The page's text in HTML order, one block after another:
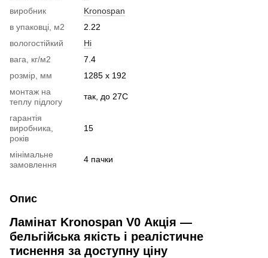
виробник
Kronospan
в упаковці, м2
2.22
вологостійкий
Ні
вага, кг/м2
7.4
розмір, мм
1285 x 192
монтаж на
теплу підлогу
так, до 27С
гарантія
виробника,
років
15
мінімальне
замовлення
4 пачки
Опис
Ламінат Kronospan V0 Акція —
бельгійська якість і реалістичне
тиснення за доступну ціну